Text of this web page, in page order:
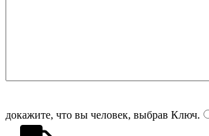
докажите, что вы человек, выбрав Ключ.